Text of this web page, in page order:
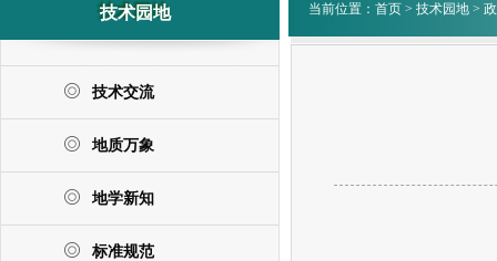
技术园地
技术交流
地质万象
地学新知
标准规范
当前位置： 首页 > 技术园地 >